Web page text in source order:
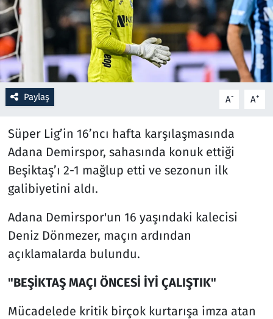
Paylaş A- A+
Süper Lig’in 16’ncı hafta karşılaşmasında
Adana Demirspor, sahasında konuk ettiği
Beşiktaş’ı 2-1 mağlup etti ve sezonun ilk
galibiyetini aldı.
Adana Demirspor'un 16 yaşındaki kalecisi
Deniz Dönmezer, maçın ardından
açıklamalarda bulundu.
"BEŞİKTAŞ MAÇI ÖNCESİ İYİ ÇALIŞTIK"
Mücadelede kritik birçok kurtarışa imza atan
Rüya Tabirleri
Sağlık
Savunma Sanayi
Seçim 2023
Spor
Teknoloji ve Bilim